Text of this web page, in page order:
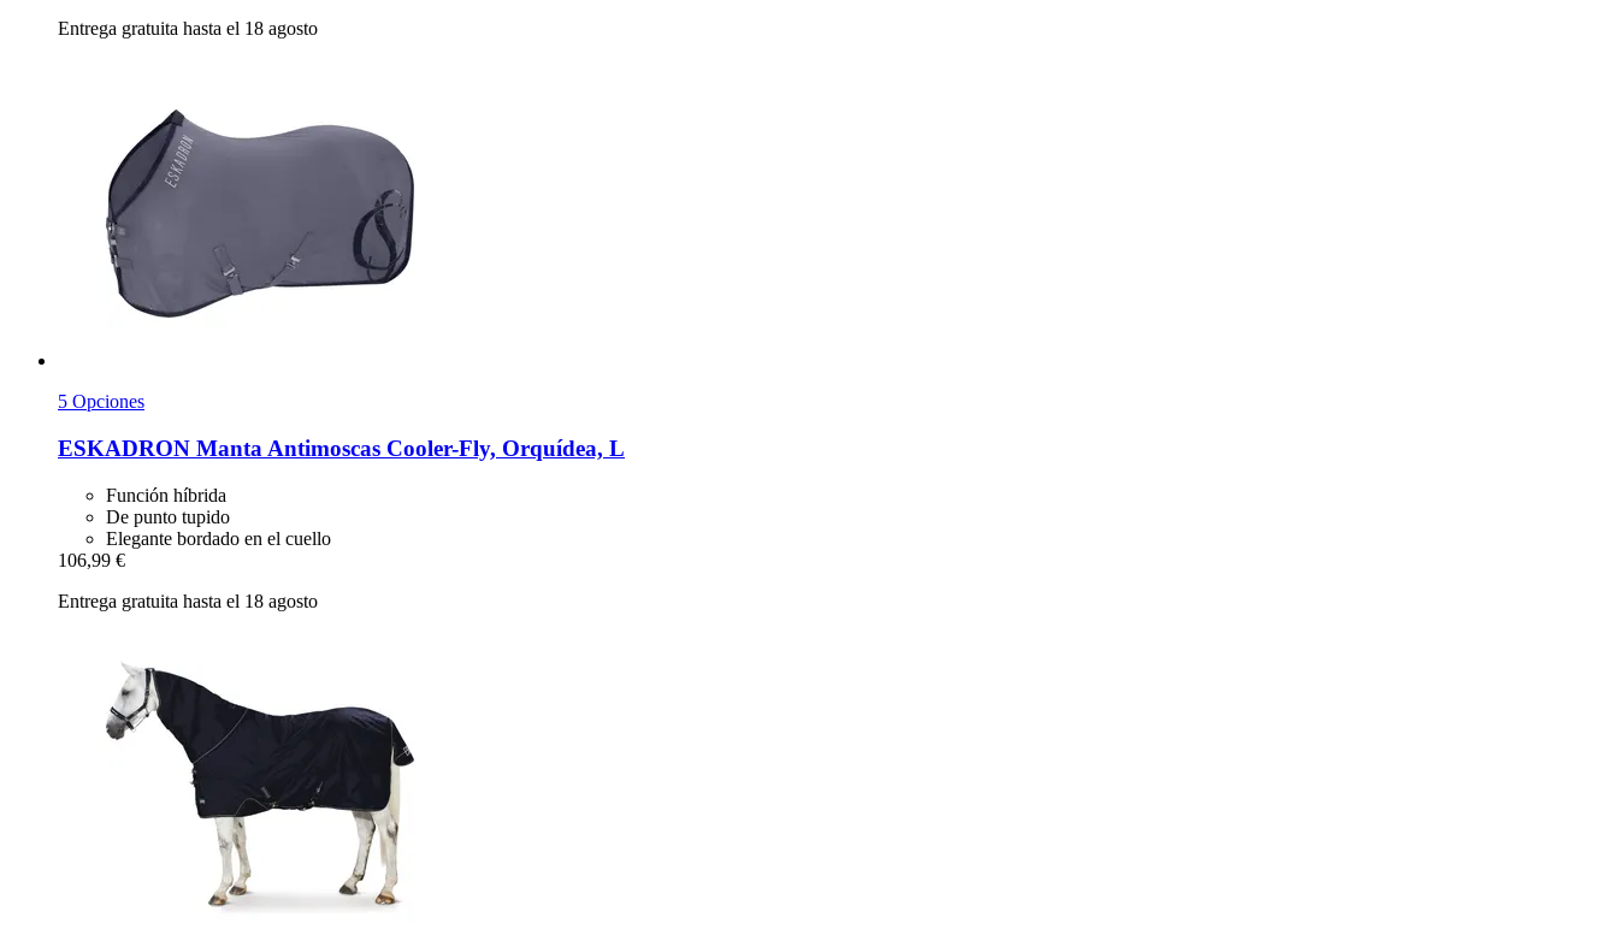
Entrega gratuita hasta el 18 agosto
5 Opciones
ESKADRON Manta Antimoscas Cooler-​Fly, Orquídea, L
Función híbrida
De punto tupido
Elegante bordado en el cuello
106,99 €
Entrega gratuita hasta el 18 agosto